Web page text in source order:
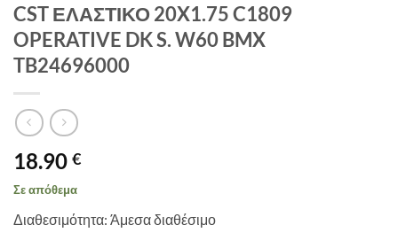
CST ΕΛΑΣΤΙΚΟ 20X1.75 C1809
OPERATIVE DK S. W60 BMX
TB24696000
18.90 €
Σε απόθεμα
Διαθεσιμότητα: Άμεσα διαθέσιμο